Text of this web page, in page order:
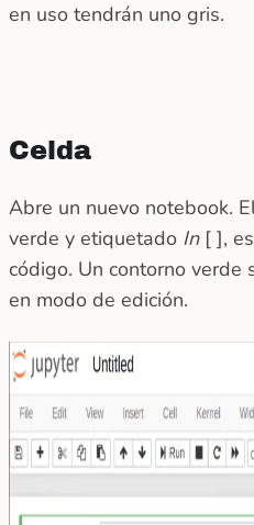
en uso tendrán uno gris.
Celda
Abre un nuevo notebook.
verde y etiquetado In[ ],
código. Un contorno verde
en modo de edición.